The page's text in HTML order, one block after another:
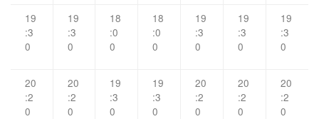
19
:3
0
19
:3
0
18
:0
0
18
:0
0
19
:3
0
19
:3
0
19
:3
0
20
:2
0
20
:2
0
19
:3
0
19
:3
0
20
:2
0
20
:2
0
20
:2
0